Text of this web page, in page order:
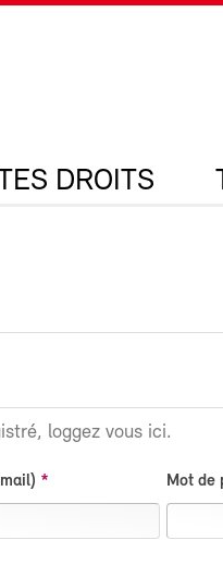
DROITS
loggez vous ici.
Mot de